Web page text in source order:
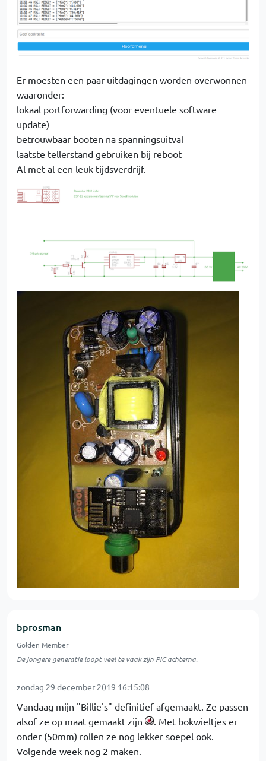
Er moesten een paar uitdagingen worden overwonnen
waaronder:
lokaal portforwarding (voor eventuele software
update)
betrouwbaar booten na spanningsuitval
laatste tellerstand gebruiken bij reboot
Al met al een leuk tijdsverdrijf.
bprosman
Golden Member
De jongere generatie loopt veel te vaak zijn PIC achterna.
zondag 29 december 2019 16:15:08
Vandaag mijn "Billie's" definitief afgemaakt. Ze passen
alsof ze op maat gemaakt zijn
. Met bokwieltjes er
onder (50mm) rollen ze nog lekker soepel ook.
Volgende week nog 2 maken.